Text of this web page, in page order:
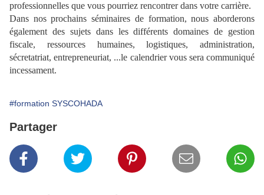
professionnelles que vous pourriez rencontrer dans votre carrière.
Dans nos prochains séminaires de formation, nous aborderons
également des sujets dans les différents domaines de gestion
fiscale, ressources humaines, logistiques, administration,
sécretatriat, entrepreneuriat, ...le calendrier vous sera communiqué
incessament.
#formation SYSCOHADA
Partager